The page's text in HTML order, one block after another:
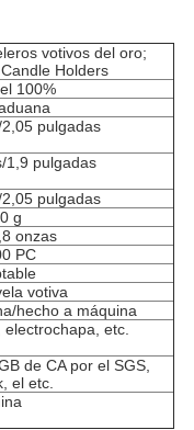
votivos del oro;
Holders
100%
pulgadas
1,9 pulgadas
pulgadas
g
onzas
PC
votiva
hecho a máquina
etc.
de CA por el SGS,
el etc.